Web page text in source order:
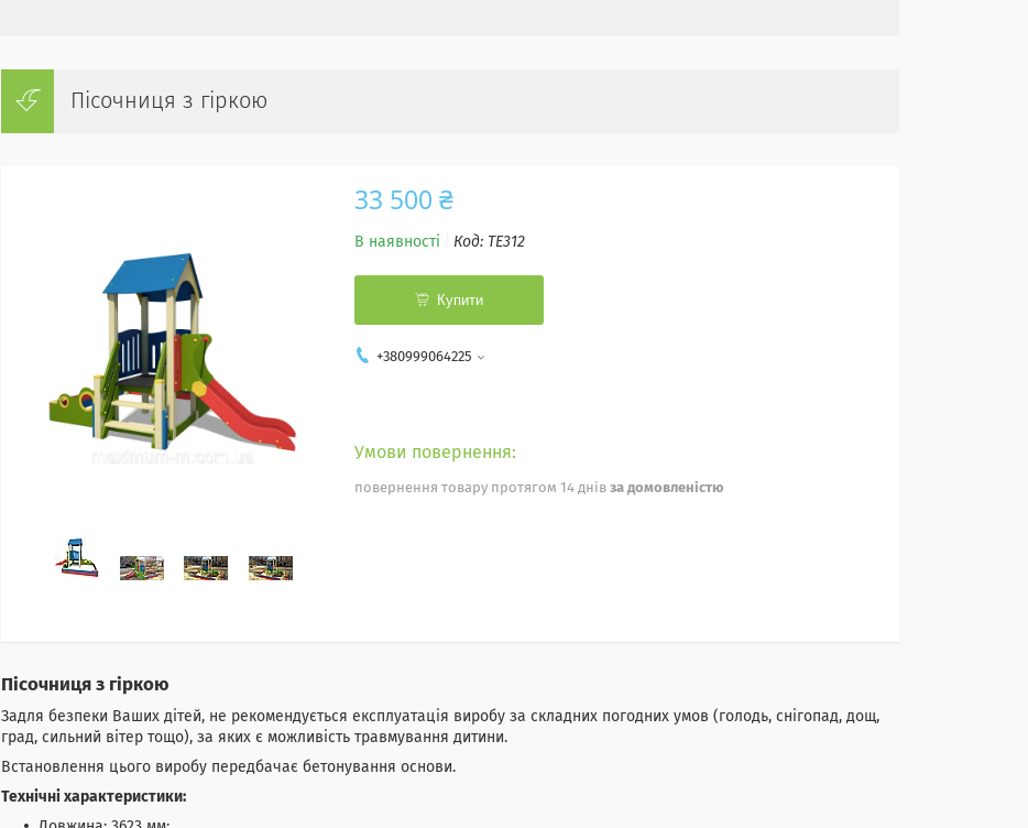
Пісочниця з гіркою
33 500 ₴
В наявності Код: TE312
Купити
+380999064225
повернення товару протягом 14 днів за домовленістю
Пісочниця з гіркою
Задля безпеки Ваших дітей, не рекомендується експлуатація виробу за складних погодних умов (голодь, снігопад, дощ,
град, сильний вітер тощо), за яких є можливість травмування дитини.
Встановлення цього виробу передбачає бетонування основи.
Технічні характеристики: